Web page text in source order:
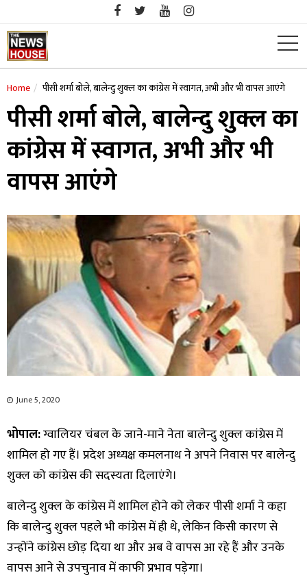
content
Home पीसी शर्मा बोले, बालेन्दु शुक्ल का कांग्रेस में स्वागत, अभी और भी वापस आएंगे
पीसी शर्मा बोले, बालेन्दु शुक्ल का
कांग्रेस में स्वागत, अभी और भी
वापस आएंगे
June 5, 2020
भोपाल:ग्वालियर चंबल के जाने-माने नेता बालेन्दु शुक्ल कांग्रेस में
शामिल हो गए हैं। प्रदेश अध्यक्ष कमलनाथ ने अपने निवास पर बालेन्दु
शुक्ल को कांग्रेस की सदस्यता दिलाएंगे।
बालेन्दु शुक्ल के कांग्रेस में शामिल होने को लेकर पीसी शर्मा ने कहा
कि बालेन्दु शुक्ल पहले भी कांग्रेस में ही थे, लेकिन किसी कारण से
उन्होंने कांग्रेस छोड़ दिया था और अब वे वापस आ रहे हैं और उनके
वापस आने से उपचुनाव में काफी प्रभाव पड़ेगा।